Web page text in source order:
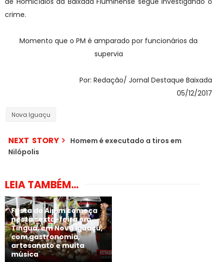
crime.
Momento que o PM é amparado por funcionários da
supervia
Por: Redação/ Jornal Destaque Baixada
05/12/2017
Nova Iguaçu
NEXT STORY
Homem é executado a tiros em
Nilópolis
LEIA TAMBÉM...
Festa do Aipim começa
nesta sexta-feira em
Tinguá, em Nova Iguaçu,
com gastronomia,
artesanato e muita
música